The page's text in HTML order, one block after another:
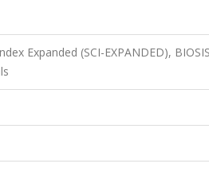
Expanded (SCI-EXPANDED),